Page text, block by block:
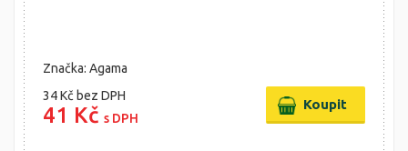
Značka: Agama
34 Kč bez DPH
41 Kč s DPH